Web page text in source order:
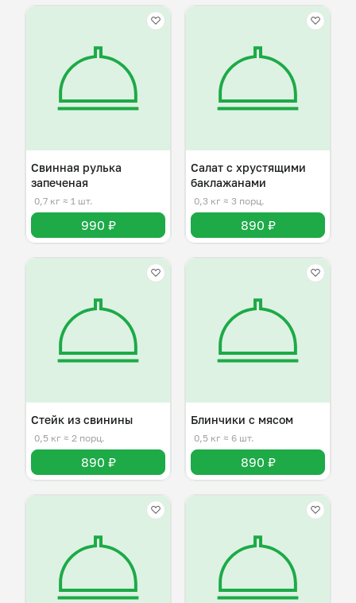
Свинная рулька
запеченая
0,7 кг ≈ 1 шт.
990 ₽
Салат с хрустящими
баклажанами
0,3 кг ≈ 3 порц.
890 ₽
Стейк из свинины
0,5 кг ≈ 2 порц.
890 ₽
Блинчики с мясом
0,5 кг ≈ 6 шт.
890 ₽